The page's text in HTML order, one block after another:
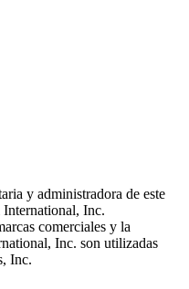
y administradora de este
International, Inc.
comerciales y la
Inc. son utilizadas
Inc.